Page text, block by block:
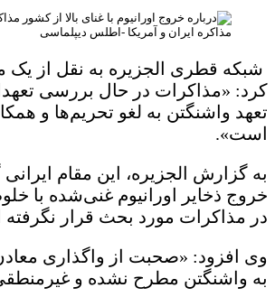
مذاکره ایران و آمریکا -اطلس دیپلماسی
شبکه قطری الجزیره به نقل از یک
کرد: «مذاکرات در حال بررسی
تعهد واشنگتن به لغو تحریم‌ها و
است».
به گزارش الجزیره، این مقام
خروج ذخایر اورانیوم غنی‌شده با
در مذاکرات مورد بحث قرار
وی افزود: «صحبت از واگذاری
به واشنگتن مطرح نشده و